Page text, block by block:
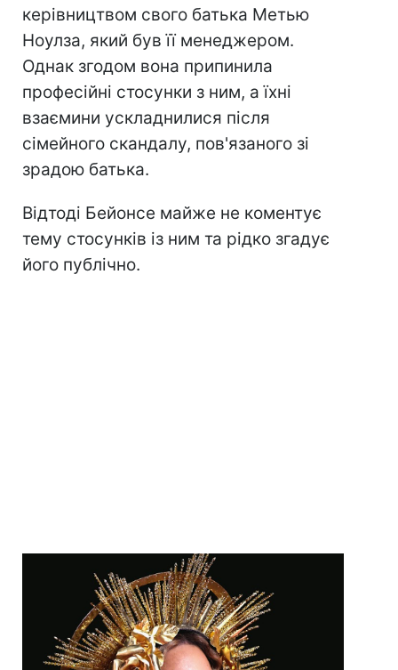
керівництвом свого батька Метью
Ноулза, який був її менеджером.
Однак згодом вона припинила
професійні стосунки з ним, а їхні
взаємини ускладнилися після
сімейного скандалу, пов'язаного зі
зрадою батька.
Відтоді Бейонсе майже не коментує
тему стосунків із ним та рідко згадує
його публічно.